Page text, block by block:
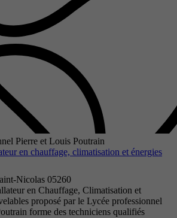
Pierre et Louis Poutrain
en chauffage, climatisation et énergies
Nicolas 05260
en Chauffage, Climatisation et
proposé par le Lycée professionnel
forme des techniciens qualifiés